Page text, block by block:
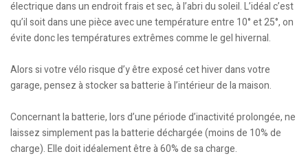
électrique dans un endroit frais et sec, à l’abri du soleil. L’idéal c’est
qu’il soit dans une pièce avec une température entre 10° et 25°, on
évite donc les températures extrêmes comme le gel hivernal.
Alors si votre vélo risque d’y être exposé cet hiver dans votre
garage, pensez à stocker sa batterie à l’intérieur de la maison.
Concernant la batterie, lors d’une période d’inactivité prolongée, ne
laissez simplement pas la batterie déchargée (moins de 10% de
charge). Elle doit idéalement être à 60% de sa charge.